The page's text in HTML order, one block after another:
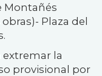
Montañés
Plaza del
extremar la
provisional por